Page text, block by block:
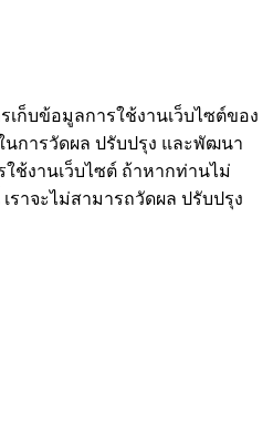
เก็บข้อมูลการใช้งานเว็บไซต์ของ
นการวัดผล ปรับปรุง และพัฒนา
ช้งานเว็บไซต์ ถ้าหากท่านไม่
ราจะไม่สามารถวัดผล ปรับปรุง